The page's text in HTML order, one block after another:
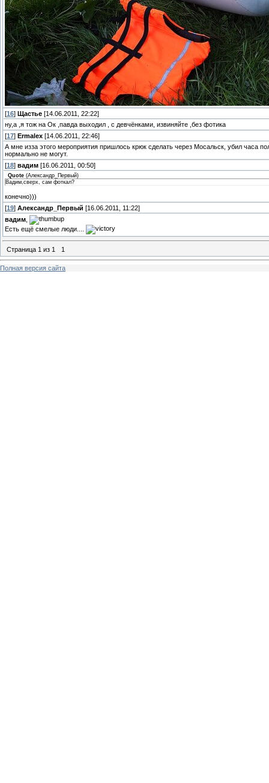
[16] Щастье [14.06.2011, 22:22]
ну,а ,я тож на Ок ,павда выходил , с девчёнками, извиняйте ,без фотика
[17] Ermalex [14.06.2011, 22:46]
А мне изза этого мероприятия пришлось крюк сделать через Мосальск, убил часа
нормально не могут.
[18] вадим [16.06.2011, 00:50]
Quote (Александр_Первый)
Вадим,сверх, сам фоткал?
конечно)))
[19] Александр_Первый [16.06.2011, 11:22]
вадим
Есть ещё смелые люди....
Страница 1 из 1 1
Полная версия сайта